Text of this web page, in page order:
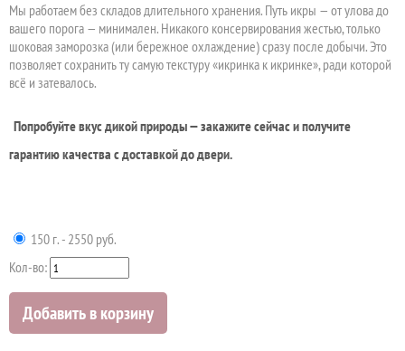
Мы работаем без складов длительного хранения. Путь икры — от улова до
вашего порога — минимален. Никакого консервирования жестью, только
шоковая заморозка (или бережное охлаждение) сразу после добычи. Это
позволяет сохранить ту самую текстуру «икринка к икринке», ради которой
всё и затевалось.
Попробуйте вкус дикой природы — закажите сейчас и получите
гарантию качества с доставкой до двери.
150 г. - 2550 руб.
Кол-во:
Добавить в корзину